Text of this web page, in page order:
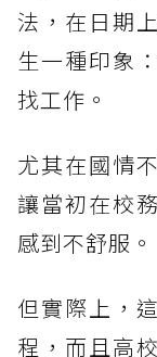
法，在日期
生一種印象
找工作。
尤其在國情
讓當初在校
感到不舒服。
但實際上，
程，而且高